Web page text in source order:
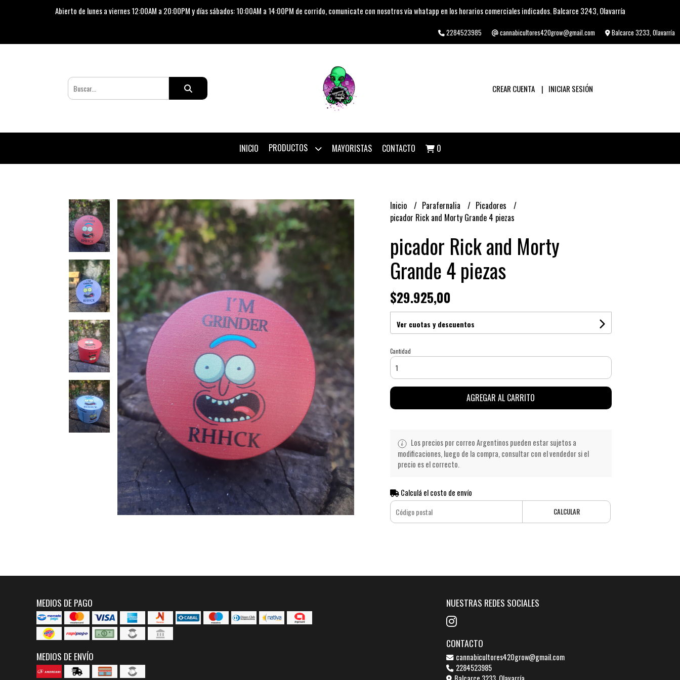
Abierto de lunes a viernes 12:00AM a 20:00PM y días sábados: 10:00AM a 14:00PM de corrido, comunicate con nosotros vía whatapp en los horarios comerciales indicados. Balcarce 3243, Olavarría
2284523985 cannabicultores420grow@gmail.com Balcarce 3233, Olavarría
CREAR CUENTA INICIAR SESIÓN
INICIO PRODUCTOS MAYORISTAS CONTACTO 0
Inicio Parafernalia
Picadores
picador Rick and Morty Grande 4 piezas
picador Rick and Morty
Grande 4 piezas
$29.925,00
Ver cuotas y descuentos
Cantidad
AGREGAR AL CARRITO
Los precios por correo Argentinos pueden estar sujetos a
modificaciones, luego de la compra, consultar con el vendedor si el
precio es el correcto.
Calculá el costo de envío
CALCULAR
MEDIOS DE PAGO
MEDIOS DE ENVÍO
NUESTRAS REDES SOCIALES
CONTACTO
cannabicultores420grow@gmail.com
2284523985